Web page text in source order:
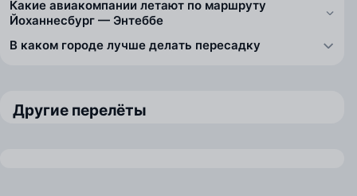
Какие авиакомпании летают по маршруту
Йоханнесбург — Энтеббе
В каком городе лучше делать пересадку
Другие перелёты